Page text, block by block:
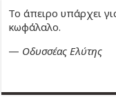
Το άπειρο υπάρχει
κωφάλαλο.
— Οδυσσέας Ελύτης